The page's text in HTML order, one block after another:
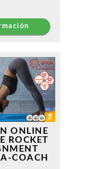
ONLINE
ROCKET
COACH